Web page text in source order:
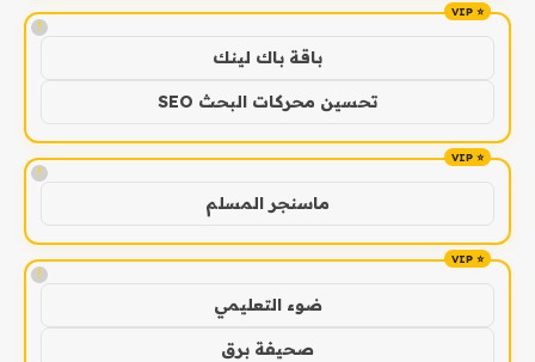
!
باقة باك لينك
تحسين محركات البحث SEO
!
ماسنجر المسلم
!
ضوء التعليمي
صحيفة برق